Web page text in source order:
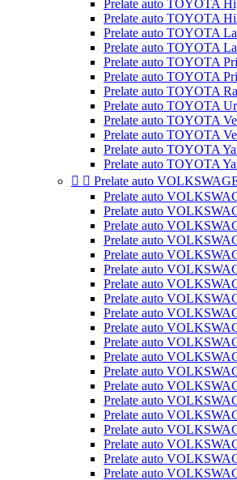
Prelate auto TOYOTA
Prelate auto TOYOTA
Prelate auto TOYOTA
Prelate auto TOYOTA
Prelate auto TOYOTA
Prelate auto TOYOTA
Prelate auto TOYOTA
Prelate auto TOYOTA
Prelate auto TOYOTA
Prelate auto TOYOTA
Prelate auto TOYOTA
Prelate auto TOYOTA
  Prelate auto
Prelate auto
Prelate auto
Prelate auto
Prelate auto
Prelate auto
Prelate auto
Prelate auto
Prelate auto
Prelate auto
Prelate auto
Prelate auto
Prelate auto
Prelate auto
Prelate auto
Prelate auto
Prelate auto
Prelate auto
Prelate auto
Prelate auto
Prelate auto